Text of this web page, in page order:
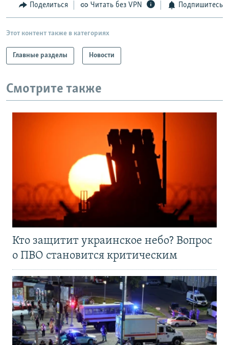
Поделиться Читать без VPN Подпишитесь
Этот контент также в категориях
Главные разделы Новости
Смотрите также
Кто защитит украинское небо? Вопрос
о ПВО становится критическим